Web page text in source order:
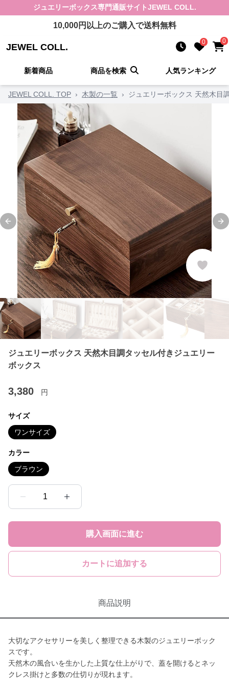
ジュエリーボックス専門通販サイトJEWEL COLL.
10,000円以上のご購入で送料無料
JEWEL COLL. 0 0
新着商品 商品を検索 人気ランキング
JEWEL COLL. TOP › 木製の一覧 › ジュエリーボックス 天然木目
Previous slide
ジュエリーボックス 天然木目調タッセル付きジュエリー
ボックス
3,380 円
サイズ
ワンサイズ
カラー
ブラウン
1
購入画面に進む
カートに追加する
商品説明
大切なアクセサリーを美しく整理できる木製のジュエリーボック
スです。
天然木の風合いを生かした上質な仕上がりで、蓋を開けるとネッ
クレス掛けと多数の仕切りが現れます。